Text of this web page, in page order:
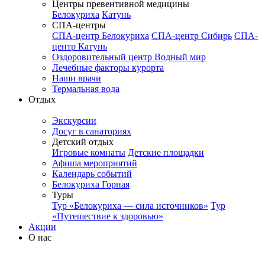
Центры превентивной медицины
Белокуриха Катунь
СПА-центры
СПА-центр Белокуриха СПА-центр Сибирь СПА-
центр Катунь
Оздоровительный центр Водный мир
Лечебные факторы курорта
Наши врачи
Термальная вода
Отдых
Экскурсии
Досуг в санаториях
Детский отдых
Игровые комнаты Детские площадки
Афиша мероприятий
Календарь событий
Белокуриха Горная
Туры
Тур «Белокуриха — сила источников» Тур
«Путешествие к здоровью»
Акции
О нас